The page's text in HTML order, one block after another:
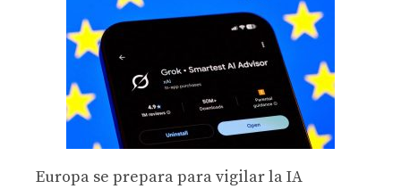
Europa se prepara para vigilar la IA